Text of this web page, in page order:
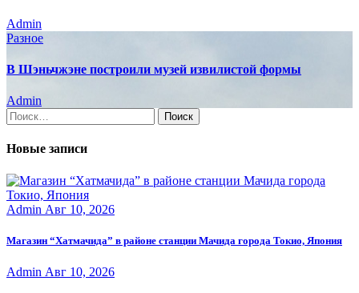
Admin
Разное
В Шэньчжэне построили музей извилистой формы
Admin
Найти:
Новые записи
Admin Авг 10, 2026
Магазин “Хатмачида” в районе станции Мачида города Токио, Япония
Admin Авг 10, 2026